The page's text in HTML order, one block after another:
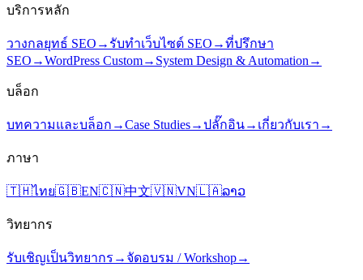
บริการหลัก
วางกลยุทธ์ SEO → รับทำเว็บไซต์ SEO →ที่ปรึกษา
SEO →WordPress Custom→ System Design & Automation →
บล็อก
บทความและบล็อก →Case Studies→ปลั๊กอิน→ เกี่ยวกับเรา →
ภาษา
🇹🇭ไทย🇬🇧EN🇨🇳中文🇻🇳VN🇱🇦ລາວ
วิทยากร
รับเชิญเป็นวิทยากร → จัดอบรม / Workshop→